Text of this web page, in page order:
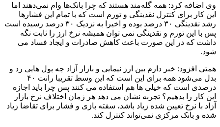
وی اضافه کرد: همه گله‌‎‌مند هستند که چرا بانک‌ها وام نمی‌دهند اما
این کار برای کنترل نقدینگی و تورم است که با تمام این فشارها
رشد نقدینگی ۳۰ درصد بوده و اخیرا به نزدیک ۳۰ درصد رسیده است
پس با این تورم و نقدینگی نمی توان همیشه نرخ ارز را ثابت نگه
داشت که در این صورت باعث کاهش صادرات و ایجاد فساد می
شود.
همتی افزود: خبر دارم بین ارز نیمایی و بازار آزاد چه پول هایی رد و
بدل می‌شود همه برای این است که این وسط تقریبا رانت ۴۰
درصدی است که خیلی ها هم استفاده می کنند پس چرا باید اجازه
این کار را بدهیم؟ تجربه نشان می دهد هر زمان اختلاف نرخ بازار
آزاد با نرخ تعیین شده زیاد باشد،‌ سفته بازی و فشار برای تقاضا زیاد
شده و بانک مرکزی نمی‌تواند کنترل کند.